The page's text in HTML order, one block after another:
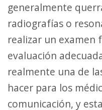
generalmente
radiografías o
realizar un examen
evaluación
realmente una de
hacer para los
comunicación, y